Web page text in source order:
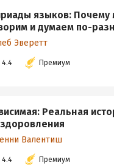
языков: Почему
и думаем по-
Эверетт
4.4 Премиум
Реальная
Валентиш
4.4 Премиум